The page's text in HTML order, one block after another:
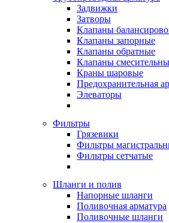
Задвижки
Затворы
Клапаны
Клапаны запорные
Клапаны обратные
Клапаны
Краны шаровые
Предохранительная
Элеваторы
Фильтры
Грязевики
Фильтры
Фильтры сетчатые
Шланги и полив
Напорные шланги
Поливочная арматура
Поливочные шланги